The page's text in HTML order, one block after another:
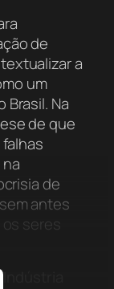
de
a
um
Brasil. Na
de que
de
antes
seres